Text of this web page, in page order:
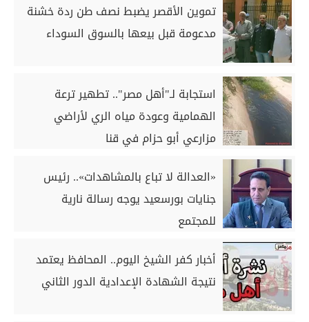
تموين الأقصر يضبط نصف طن ردة خشنة
مدعومة قبل بيعها بالسوق السوداء
استجابة لـ"أهل مصر".. تطهير ترعة
الهمامية وعودة مياه الري لأراضي
مزارعي أبو حزام في قنا
«العدالة لا تباع بالمشاهدات».. رئيس
جنايات بورسعيد يوجه رسالة نارية
للمجتمع
أخبار كفر الشيخ اليوم.. المحافظ يعتمد
نتيجة الشهادة الإعدادية الدور الثاني